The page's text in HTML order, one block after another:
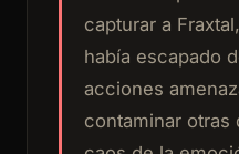
capturar a
había escapado
acciones
contaminar otras